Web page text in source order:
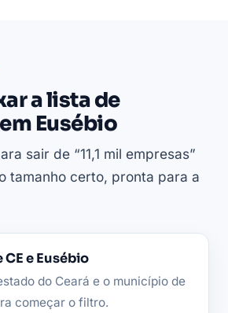
a lista de
Eusébio
sair de “11,1 mil empresas”
tamanho certo, pronta para a
e Eusébio
do Ceará e o município de
começar o filtro.